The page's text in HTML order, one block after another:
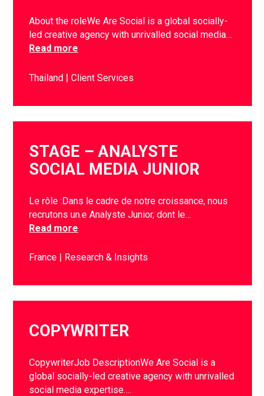
About the roleWe Are Social is a global socially-
led creative agency with unrivalled social media…
Read more
Thailand Client Services
STAGE – ANALYSTE
SOCIAL MEDIA JUNIOR
Le rôle :Dans le cadre de notre croissance, nous
recrutons un.e Analyste Junior, dont le…
Read more
France Research & Insights
COPYWRITER
CopywriterJob DescriptionWe Are Social is a
global socially-led creative agency with unrivalled
social media expertise….